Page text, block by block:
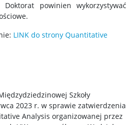
Doktorat powinien wykorzystywać
LINK do strony Quantitative
Szkoły
2023 r. w sprawie zatwierdzenia
Analysis organizowanej przez